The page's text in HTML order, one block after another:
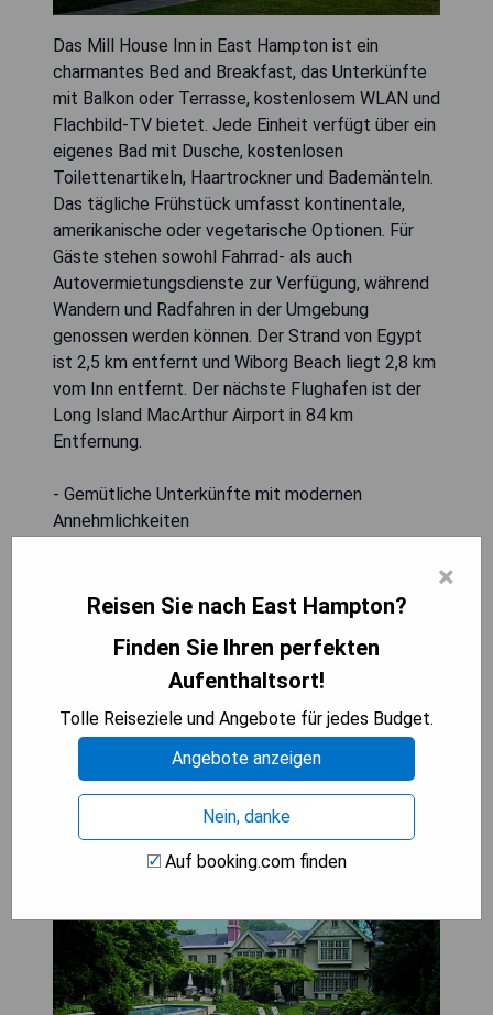
Das Mill House Inn in East Hampton ist ein
charmantes Bed and Breakfast, das Unterkünfte
mit Balkon oder Terrasse, kostenlosem WLAN und
Flachbild-TV bietet. Jede Einheit verfügt über ein
eigenes Bad mit Dusche, kostenlosen
Toilettenartikeln, Haartrockner und Bademänteln.
Das tägliche Frühstück umfasst kontinentale,
amerikanische oder vegetarische Optionen. Für
Gäste stehen sowohl Fahrrad- als auch
Autovermietungsdienste zur Verfügung, während
Wandern und Radfahren in der Umgebung
genossen werden können. Der Strand von Egypt
ist 2,5 km entfernt und Wiborg Beach liegt 2,8 km
vom Inn entfernt. Der nächste Flughafen ist der
Long Island MacArthur Airport in 84 km
Entfernung.
- Gemütliche Unterkünfte mit modernen
Annehmlichkeiten
- Nähe zu den Stränden von East Hampton
ZUM ANGEBOT
The Baker House 1650 (East
Hampton)
×
Reisen Sie nach East Hampton?
Finden Sie Ihren perfekten
Aufenthaltsort!
Tolle Reiseziele und Angebote für jedes Budget.
Angebote anzeigen
Nein, danke
Auf booking.com finden